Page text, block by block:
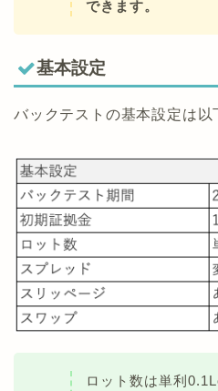
できます。
基本設定
バックテストの基本設定は以
ロット数は単利